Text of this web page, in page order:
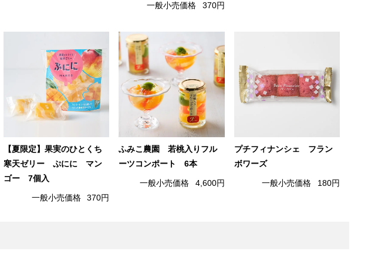
一般小売価格 370円
【夏限定】果実のひとくち
寒天ゼリー ぷにに マン
ゴー 7個入
一般小売価格 370円
ふみこ農園 若桃入りフル
ーツコンポート 6本
一般小売価格 4,600円
プチフィナンシェ フラン
ボワーズ
一般小売価格 180円